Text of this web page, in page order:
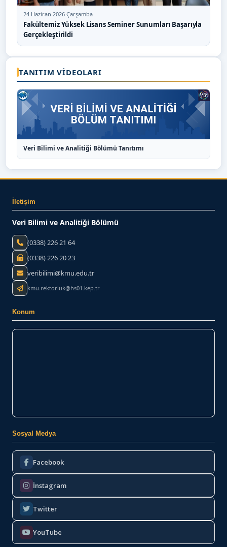
24 Haziran 2026 Çarşamba
Fakültemiz Yüksek Lisans Seminer Sunumları Başarıyla
Gerçekleştirildi
TANITIM VIDEOLARI
Veri Bilimi ve Analitiği Bölümü Tanıtımı
İletişim
Veri Bilimi ve Analitiği Bölümü
(0338) 226 21 64
(0338) 226 20 23
veribilimi@kmu.edu.tr
kmu.rektorluk@hs01.kep.tr
Konum
Sosyal Medya
Facebook
İnstagram
Twitter
YouTube